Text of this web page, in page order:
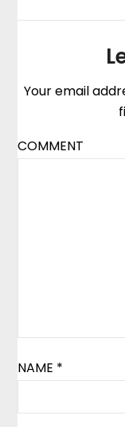
Your email
COMMENT
NAME *